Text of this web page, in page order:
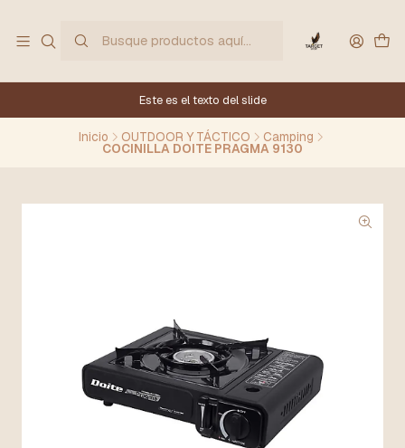
Este es el texto del slide
Inicio OUTDOOR Y TÁCTICO Camping
COCINILLA DOITE PRAGMA 9130